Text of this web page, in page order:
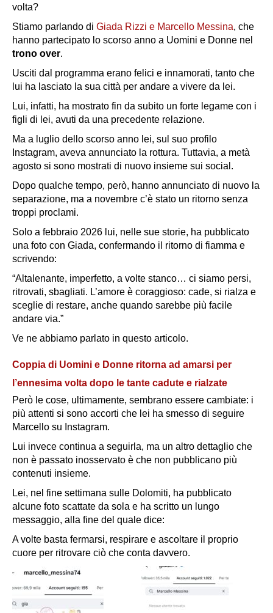
volta?
Stiamo parlando di Giada Rizzi e Marcello Messina, che
hanno partecipato lo scorso anno a Uomini e Donne nel
trono over.
Usciti dal programma erano felici e innamorati, tanto che
lui ha lasciato la sua città per andare a vivere da lei.
Lui, infatti, ha mostrato fin da subito un forte legame con i
figli di lei, avuti da una precedente relazione.
Ma a luglio dello scorso anno lei, sul suo profilo
Instagram, aveva annunciato la rottura. Tuttavia, a metà
agosto si sono mostrati di nuovo insieme sui social.
Dopo qualche tempo, però, hanno annunciato di nuovo la
separazione, ma a novembre c’è stato un ritorno senza
troppi proclami.
Solo a febbraio 2026 lui, nelle sue storie, ha pubblicato
una foto con Giada, confermando il ritorno di fiamma e
scrivendo:
“Altalenante, imperfetto, a volte stanco… ci siamo persi,
ritrovati, sbagliati. L’amore è coraggioso: cade, si rialza e
sceglie di restare, anche quando sarebbe più facile
andare via.”
Ve ne abbiamo parlato in questo articolo.
Coppia di Uomini e Donne ritorna ad amarsi per
l’ennesima volta dopo le tante cadute e rialzate
Però le cose, ultimamente, sembrano essere cambiate: i
più attenti si sono accorti che lei ha smesso di seguire
Marcello su Instagram.
Lui invece continua a seguirla, ma un altro dettaglio che
non è passato inosservato è che non pubblicano più
contenuti insieme.
Lei, nel fine settimana sulle Dolomiti, ha pubblicato
alcune foto scattate da sola e ha scritto un lungo
messaggio, alla fine del quale dice:
A volte basta fermarsi, respirare e ascoltare il proprio
cuore per ritrovare ciò che conta davvero.